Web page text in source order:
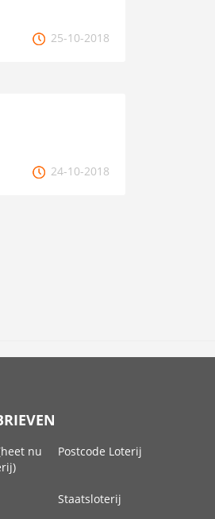
25-10-2018
24-10-2018
nu
Postcode Loterij
Staatsloterij